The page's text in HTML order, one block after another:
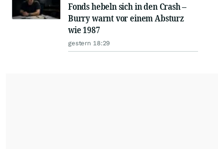
Fonds hebeln sich in den Crash –
Burry warnt vor einem Absturz
wie 1987
gestern 18:29